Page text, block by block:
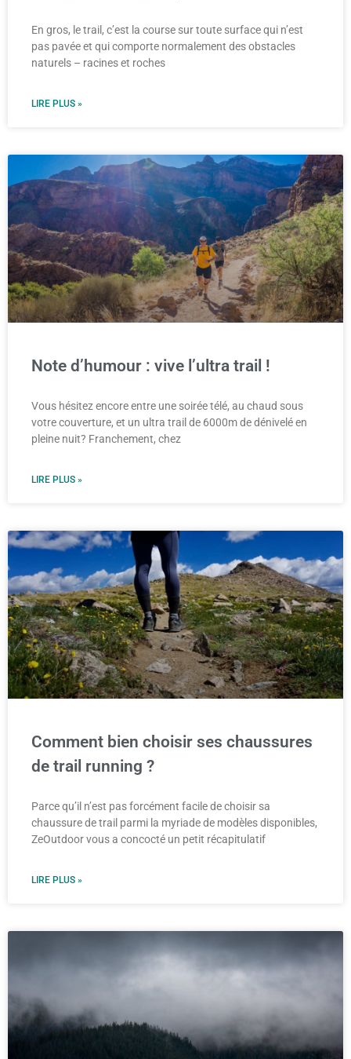
En gros, le trail, c’est la course sur toute surface qui n’est
pas pavée et qui comporte normalement des obstacles
naturels – racines et roches
LIRE PLUS »
Note d’humour : vive l’ultra trail !
Vous hésitez encore entre une soirée télé, au chaud sous
votre couverture, et un ultra trail de 6000m de dénivelé en
pleine nuit? Franchement, chez
LIRE PLUS »
Comment bien choisir ses chaussures
de trail running ?
Parce qu’il n’est pas forcément facile de choisir sa
chaussure de trail parmi la myriade de modèles disponibles,
ZeOutdoor vous a concocté un petit récapitulatif
LIRE PLUS »